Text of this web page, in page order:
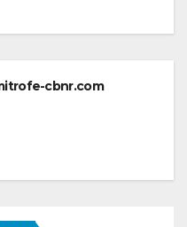
cbnr.com